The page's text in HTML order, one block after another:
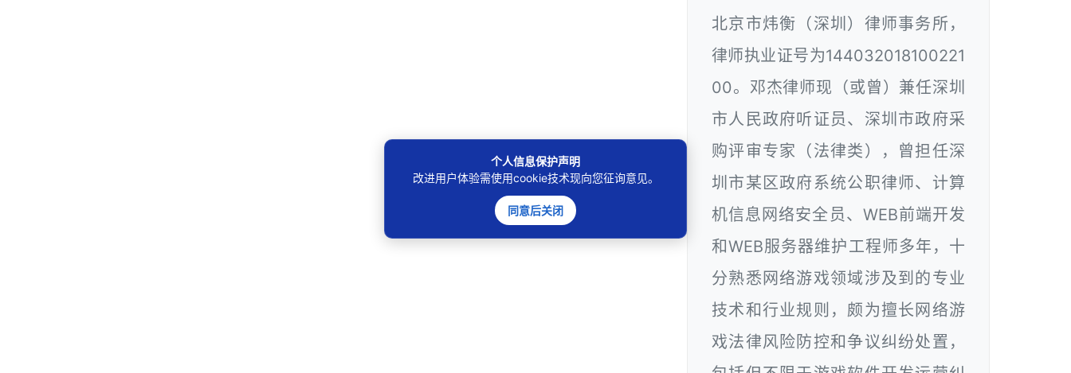
北京市炜衡（深圳）律师事务所，
律师执业证号为144032018100221
00。邓杰律师现（或曾）兼任深圳
市人民政府听证员、深圳市政府采
购评审专家（法律类），曾担任深
圳市某区政府系统公职律师、计算
机信息网络安全员、WEB前端开发
和WEB服务器维护工程师多年，十
分熟悉网络游戏领域涉及到的专业
技术和行业规则，颇为擅长网络游
戏法律风险防控和争议纠纷处置，
个人信息保护声明
改进用户体验需使用cookie技术现向您征询意见。
同意后关闭